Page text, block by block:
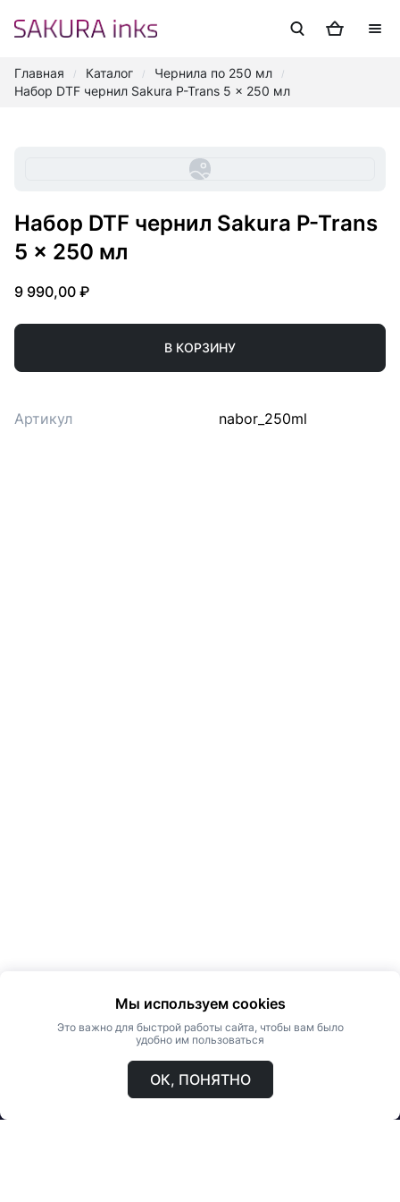
Главная / Каталог / Чернила по 250 мл /
Набор DTF чернил Sakura P-Trans 5 x 250 мл
Набор DTF чернил Sakura P-Trans
5 x 250 мл
9 990,00 ₽
В КОРЗИНУ
Артикул nabor_250ml
Мы используем cookies
Это важно для быстрой работы сайта, чтобы вам было
удобно им пользоваться
ОК, ПОНЯТНО